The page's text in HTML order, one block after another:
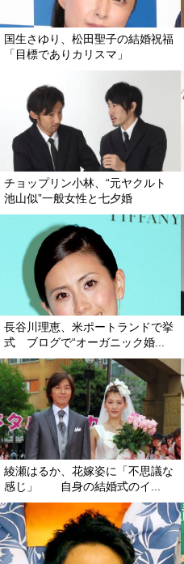
国生さゆり、松田聖子の結婚祝福
「目標でありカリスマ」
チョップリン小林、“元ヤクルト
池山似”一般女性と七夕婚
長谷川理恵、米ポートランドで挙
式 ブログで“オーガニック婚...
綾瀬はるか、花嫁姿に「不思議な
感じ」 自身の結婚式のイ...